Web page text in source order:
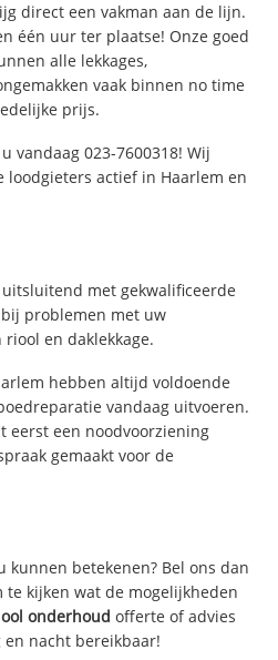
direct een vakman aan de lijn.
één uur ter plaatse! Onze goed
alle lekkages,
vaak binnen no time
prijs.
vandaag 023-7600318! Wij
loodgieters actief in Haarlem en
met gekwalificeerde
problemen met uw
riool en daklekkage.
hebben altijd voldoende
vandaag uitvoeren.
eerst een noodvoorziening
gemaakt voor de
kunnen betekenen? Bel ons dan
te kijken wat de mogelijkheden
onderhoud offerte of advies
en nacht bereikbaar!